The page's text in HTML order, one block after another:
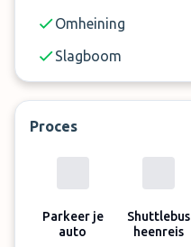
Omheining
Slagboom
Proces
Parkeer je
auto
Shuttlebus
heenreis